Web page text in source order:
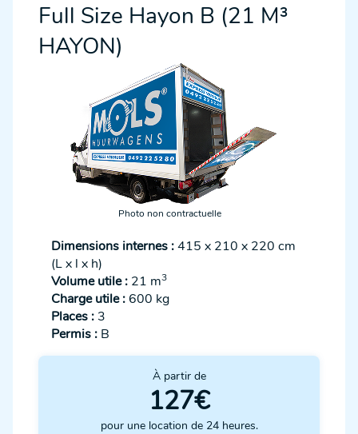
Full Size Hayon B (21 M³
HAYON)
Photo non contractuelle
Dimensions internes :415 x 210 x 220 cm
(L x l x h)
Volume utile : 21 m3
Charge utile :600 kg
Places : 3
Permis : B
À partir de
127€
pour une location de 24 heures.